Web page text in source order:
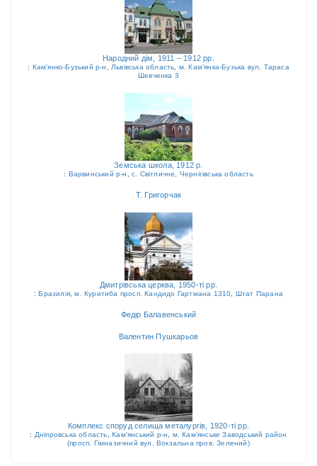
Народний дім, 1911 – 1912 рр.
: Кам’янко-Бузький р-н Львівська область
м. Кам’янка-Бузька вул. Тараса
Шевченка 3
Земська школа, 1912 р.
: Варвинський р-н с. Світличне Чернігівська область
Т. Григорчак
Дмитрівська церква, 1950-ті рр.
:Бразилія ,м. Куритиба просп. Кандидо Гартмана 1310 Штат Парана
Федір Балавенський
Валентин Пушкарьов
Комплекс споруд селища металургів, 1920-ті рр.
: Дніпровська область ,Кам’янський р-н
м. Кам’янське Заводський район
(просп. Гімназичний вул. Вокзальна пров. Зелений)